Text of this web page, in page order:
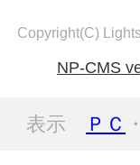
Copyright(C)
NP-CMS
表示 ＰＣ